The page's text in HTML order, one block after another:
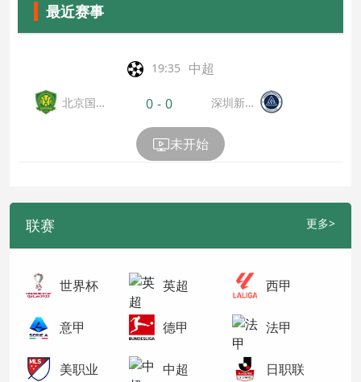
最近赛事
19:35 中超
北京国
0 - 0
深圳新鵬
未开始
联赛 更多>
世界杯 英超 西甲
意甲 德甲 法甲
美职业 中超 日职联